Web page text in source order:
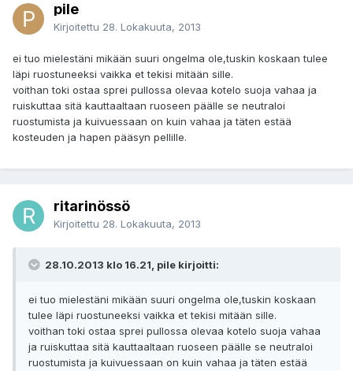
pile
Kirjoitettu 28. Lokakuuta, 2013
ei tuo mielestäni mikään suuri ongelma ole,tuskin koskaan tulee
läpi ruostuneeksi vaikka et tekisi mitään sille.
voithan toki ostaa sprei pullossa olevaa kotelo suoja vahaa ja
ruiskuttaa sitä kauttaaltaan ruoseen päälle se neutraloi
ruostumista ja kuivuessaan on kuin vahaa ja täten estää
kosteuden ja hapen pääsyn pellille.
ritarinössö
Kirjoitettu 28. Lokakuuta, 2013
28.10.2013 klo 16.21, pile kirjoitti:
ei tuo mielestäni mikään suuri ongelma ole,tuskin koskaan
tulee läpi ruostuneeksi vaikka et tekisi mitään sille.
voithan toki ostaa sprei pullossa olevaa kotelo suoja vahaa
ja ruiskuttaa sitä kauttaaltaan ruoseen päälle se neutraloi
ruostumista ja kuivuessaan on kuin vahaa ja täten estää